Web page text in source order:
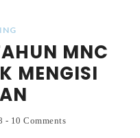
MNC
MENGISI
- 10 Comments